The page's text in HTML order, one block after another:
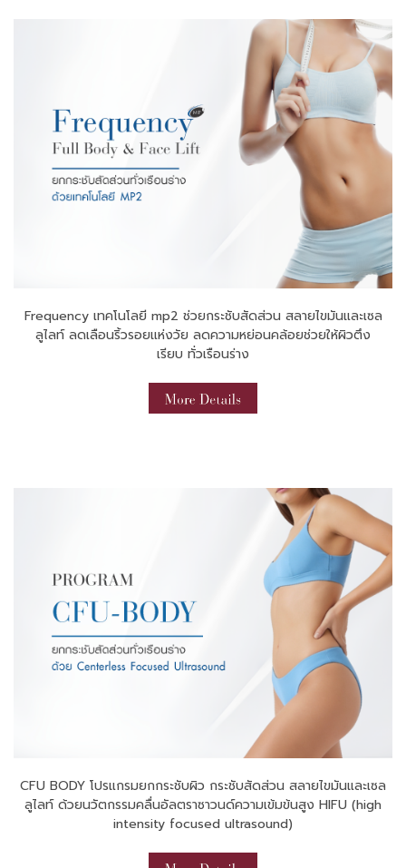
Frequency เทคโนโลยี mp2 ช่วยกระชับสัดส่วน สลายไขมันและเซล
ลูไลท์ ลดเลือนริ้วรอยแห่งวัย ลดความหย่อนคล้อยช่วยให้ผิวตึง
เรียบ ทั่วเรือนร่าง
CFU BODY โปรแกรมยกกระชับผิว กระชับสัดส่วน สลายไขมันและเซล
ลูไลท์ ด้วยนวัตกรรมคลื่นอัลตราซาวนด์ความเข้มข้นสูง HIFU (high
intensity focused ultrasound)